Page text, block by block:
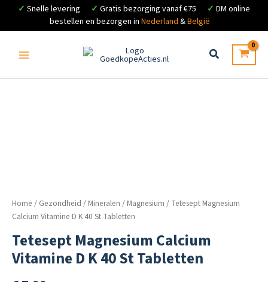
✓ Snelle levering ✓ Gratis bezorging vanaf €75 ✓ DM online
bestellen en bezorgen in Nederland &België
inhoud
Home / Gezondheid / Mineralen / Magnesium / Tetesept Magnesium
Calcium Vitamine D K 40 St Tabletten
Tetesept Magnesium Calcium
Vitamine D K 40 St Tabletten